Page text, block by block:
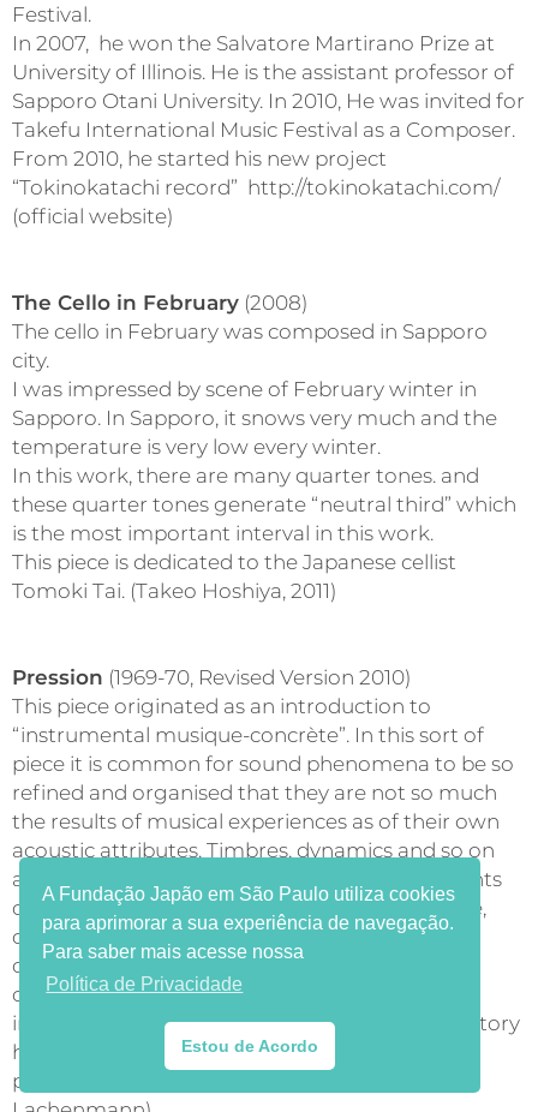
Festival.
In 2007, he won the Salvatore Martirano Prize at
University of Illinois. He is the assistant professor of
Sapporo Otani University. In 2010, He was invited for
Takefu International Music Festival as a Composer.
From 2010, he started his new project
“Tokinokatachi record” http://tokinokatachi.com/
(official website)
The Cello in February (2008)
The cello in February was composed in Sapporo
city.
I was impressed by scene of February winter in
Sapporo. In Sapporo, it snows very much and the
temperature is very low every winter.
In this work, there are many quarter tones. and
these quarter tones generate “neutral third” which
is the most important interval in this work.
This piece is dedicated to the Japanese cellist
Tomoki Tai. (Takeo Hoshiya, 2011)
Pression (1969-70, Revised Version 2010)
This piece originated as an introduction to
“instrumental musique-concrète”. In this sort of
piece it is common for sound phenomena to be so
refined and organised that they are not so much
the results of musical experiences as of their own
acoustic attributes. Timbres, dynamics and so on
arise not of their own volition but as components
of a concrete situation characterised by texture,
consistency, energy, resistance. This does not
come from within but from a liberated
compositional technique. At the same time it
implies that our customary sharply-honed auditory
habit is thwarted. The result is aesthetic
provocation: beauty denying habit. (Helmut
A Fundação Japão em São Paulo utiliza cookies
para aprimorar a sua experiência de navegação.
Para saber mais acesse nossa
Política de Privacidade
Estou de Acordo